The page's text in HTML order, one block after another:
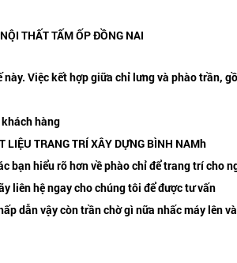
Việc kết hợp giữa chỉ lưng và phào trần,
hàng
h
bạn hiểu rõ hơn về phào chỉ để trang trí cho
liên hệ ngay cho chúng tôi để được tư vấn
dẫn vậy còn trần chờ gì nữa nhấc máy lên